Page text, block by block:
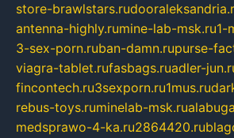
store-brawlstars.ru
antenna-highly.rumine-lab-msk.ru1-
3-sex-porn.ruban-damn.rupurse-
viagra-tablet.rufasbags.ruadler-
fincontech.ru3sexporn.ru1mus.ru
rebus-toys.ruminelab-msk.ru
medsprawo-4-ka.ru2864420.ru